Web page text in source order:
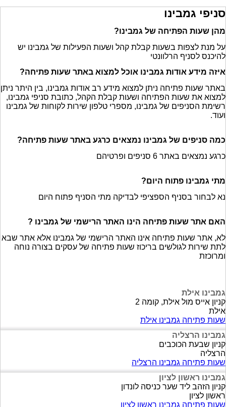
סניפי גמבינו
מהן שעות הפתיחה של גמבינו?
על מנת לצפות בשעות קבלת קהל ושעות הפעילות של גמבינו יש
להיכנס לסניף הרלוונטי
איזה מידע אודות גמבינו אוכל למצוא באתר שעות פתיחה?
באתר שעות פתיחה ניתן למצוא מידע רב אודות גמבינו, בין היתר ניתן
למצוא את שעות הפתיחה ושעות קבלת הקהל, כתובת סניפי גמבינו,
רשימת הסניפים של גמבינו, מספרי טלפון שירות לקוחות של גמבינו
ועוד.
כמה סניפים של גמבינו נמצאים כרגע באתר שעות פתיחה?
כרגע נמצאים באתר 6 סניפים ופרטיהם
מתי גמבינו פתוח היום?
נא לבחור בסניף הספציפי לבדיקה מתי הסניף פתוח היום
האם אתר שעות פתיחה הינו האתר הרישמי של גמבינו ?
לא, אתר שעות פתיחה אינו האתר הרישמי של גמבינו אלא אתר שבא
לתת שירות לגולשים בריכוז שעות פתיחה של עסקים בצורה נוחה
ומרוכזת
גמבינו אילת
קניון אייס מול אילת, קומה 2
אילת
שעות פתיחה גמבינו אילת
גמבינו הרצליה
קניון שבעת הכוכבים
הרצליה
שעות פתיחה גמבינו הרצליה
גמבינו ראשון לציון
קניון הזהב ליד שער כניסה לונדון
ראשון לציון
שעות פתיחה גמבינו ראשון לציון